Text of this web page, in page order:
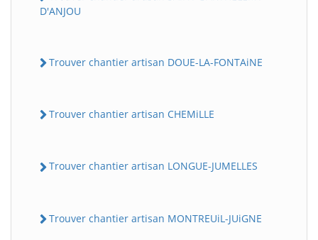
D'ANJOU
Trouver chantier artisan DOUE-LA-FONTAiNE
Trouver chantier artisan CHEMiLLE
Trouver chantier artisan LONGUE-JUMELLES
Trouver chantier artisan MONTREUiL-JUiGNE